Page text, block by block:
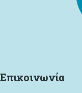
Επικοινωνία